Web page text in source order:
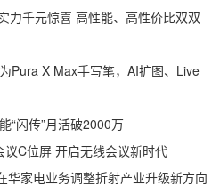
力千元惊喜 高性能、高性价比双双
Pura X Max手写笔，AI扩图、Live
“闪传”月活破2000万
C位屏 开启无线会议新时代
华家电业务调整折射产业升级新方向